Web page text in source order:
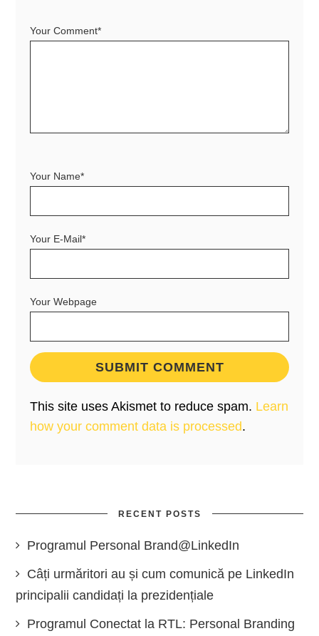
Your Comment*
Your Name*
Your E-Mail*
Your Webpage
This site uses Akismet to reduce spam. Learn
how your comment data is processed.
RECENT POSTS
Programul Personal Brand@LinkedIn
Câți urmăritori au și cum comunică pe LinkedIn
principalii candidați la prezidențiale
Programul Conectat la RTL: Personal Branding